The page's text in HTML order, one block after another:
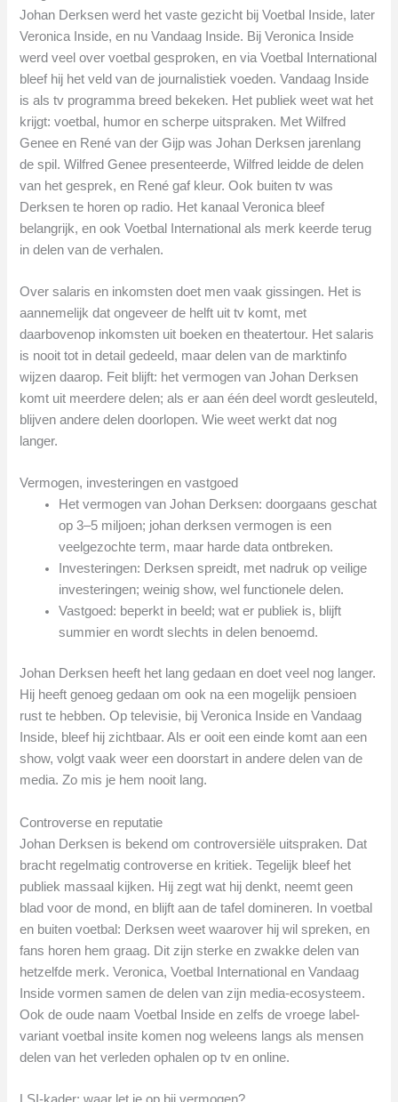
Johan Derksen werd het vaste gezicht bij Voetbal Inside, later
Veronica Inside, en nu Vandaag Inside. Bij Veronica Inside
werd veel over voetbal gesproken, en via Voetbal International
bleef hij het veld van de journalistiek voeden. Vandaag Inside
is als tv programma breed bekeken. Het publiek weet wat het
krijgt: voetbal, humor en scherpe uitspraken. Met Wilfred
Genee en René van der Gijp was Johan Derksen jarenlang
de spil. Wilfred Genee presenteerde, Wilfred leidde de delen
van het gesprek, en René gaf kleur. Ook buiten tv was
Derksen te horen op radio. Het kanaal Veronica bleef
belangrijk, en ook Voetbal International als merk keerde terug
in delen van de verhalen.
Over salaris en inkomsten doet men vaak gissingen. Het is
aannemelijk dat ongeveer de helft uit tv komt, met
daarbovenop inkomsten uit boeken en theatertour. Het salaris
is nooit tot in detail gedeeld, maar delen van de marktinfo
wijzen daarop. Feit blijft: het vermogen van Johan Derksen
komt uit meerdere delen; als er aan één deel wordt gesleuteld,
blijven andere delen doorlopen. Wie weet werkt dat nog
langer.
Vermogen, investeringen en vastgoed
Het vermogen van Johan Derksen: doorgaans geschat
op 3–5 miljoen; johan derksen vermogen is een
veelgezochte term, maar harde data ontbreken.
Investeringen: Derksen spreidt, met nadruk op veilige
investeringen; weinig show, wel functionele delen.
Vastgoed: beperkt in beeld; wat er publiek is, blijft
summier en wordt slechts in delen benoemd.
Johan Derksen heeft het lang gedaan en doet veel nog langer.
Hij heeft genoeg gedaan om ook na een mogelijk pensioen
rust te hebben. Op televisie, bij Veronica Inside en Vandaag
Inside, bleef hij zichtbaar. Als er ooit een einde komt aan een
show, volgt vaak weer een doorstart in andere delen van de
media. Zo mis je hem nooit lang.
Controverse en reputatie
Johan Derksen is bekend om controversiële uitspraken. Dat
bracht regelmatig controverse en kritiek. Tegelijk bleef het
publiek massaal kijken. Hij zegt wat hij denkt, neemt geen
blad voor de mond, en blijft aan de tafel domineren. In voetbal
en buiten voetbal: Derksen weet waarover hij wil spreken, en
fans horen hem graag. Dit zijn sterke en zwakke delen van
hetzelfde merk. Veronica, Voetbal International en Vandaag
Inside vormen samen de delen van zijn media-ecosysteem.
Ook de oude naam Voetbal Inside en zelfs de vroege label-
variant voetbal insite komen nog weleens langs als mensen
delen van het verleden ophalen op tv en online.